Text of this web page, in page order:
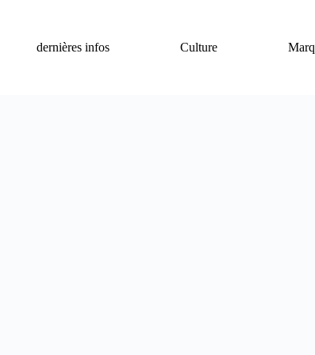
dernières infos
Culture